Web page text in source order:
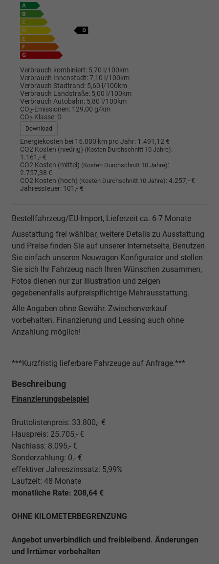
Verbrauch kombiniert: 5,70 l/100km
Verbrauch Innenstadt:7,10 l/100km
Verbrauch Stadtrand: 5,60 l/100km
Verbrauch Landstraße: 5,00 l/100km
Verbrauch Autobahn: 5,80 l/100km
CO2-Emissionen: 129,00 g/km
CO2-Klasse: D
Download
Energiekosten bei 15.000 km pro Jahr: 1.491,12 €
CO2 Kosten (niedrig) (Kosten Durchschnitt 10 Jahre):
1.161,- €
CO2 Kosten (mittel) (Kosten Durchschnitt 10 Jahre):
2.757,38 €
CO2 Kosten (hoch) (Kosten Durchschnitt 10 Jahre):4.257,- €
Jahressteuer: 101,- €
Bestellfahrzeug/EU-Import, Lieferzeit ca. 6-7 Monate
Ausstattung frei wählbar, weitere Details zu Ausstattung
und Preise finden Sie auf unserer Internetseite, Benutzen
Sie einfach unseren Neuwagen-Konfigurator und stellen
Sie sich Ihr Fahrzeug nach Ihren Wünschen zusammen,
Fotos dienen nur zur Illustration und zeigen
gegebenenfalls aufpreispflichtige Mehrausstattung.
Alle Angaben ohne Gewähr. Zwischenverkauf
vorbehalten. Finanzierung und Leasing auch ohne
Anzahlung möglich!
***Kurzfristig lieferbare Fahrzeuge auf Anfrage.***
Beschreibung
Finanzierungsbeispiel
Bruttolistenpreis: 33.800,- €
Hauspreis: 25.705,- €
Nachlass: 8.095,- €
Sonderzahlung: 0,- €
effektiver Jahreszinssatz: 5,99%
Laufzeit: 48 Monate
monatliche Rate: 208,64 €
OHNE KILOMETERBEGRENZUNG
Angebot unverbindlich und freibleibend. Änderungen
und Irrtümer vorbehalten